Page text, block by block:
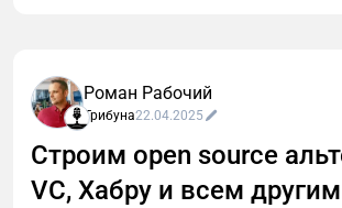
Роман Рабочий
Трибуна22.04.2025
Строим open source
VC, Хабру и всем другим